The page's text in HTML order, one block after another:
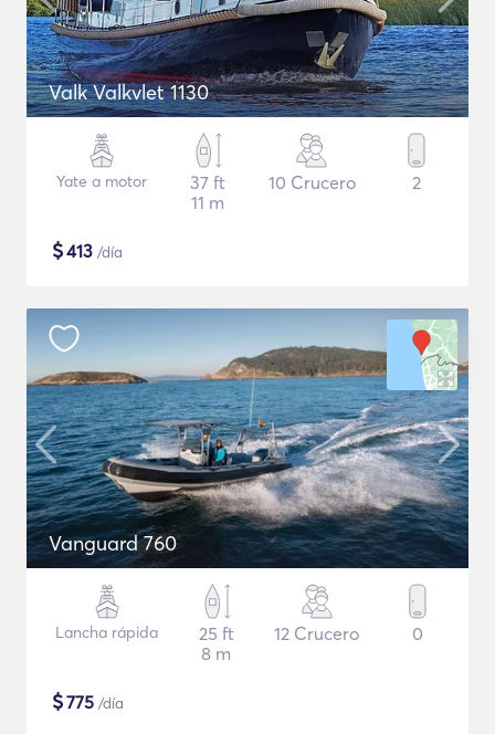
Valk Valkvlet 1130
Yate a motor
37 ft
11 m
10 Crucero 2
$413 /día
Vanguard 760
Lancha rápida
25 ft
8 m
12 Crucero 0
$775 /día